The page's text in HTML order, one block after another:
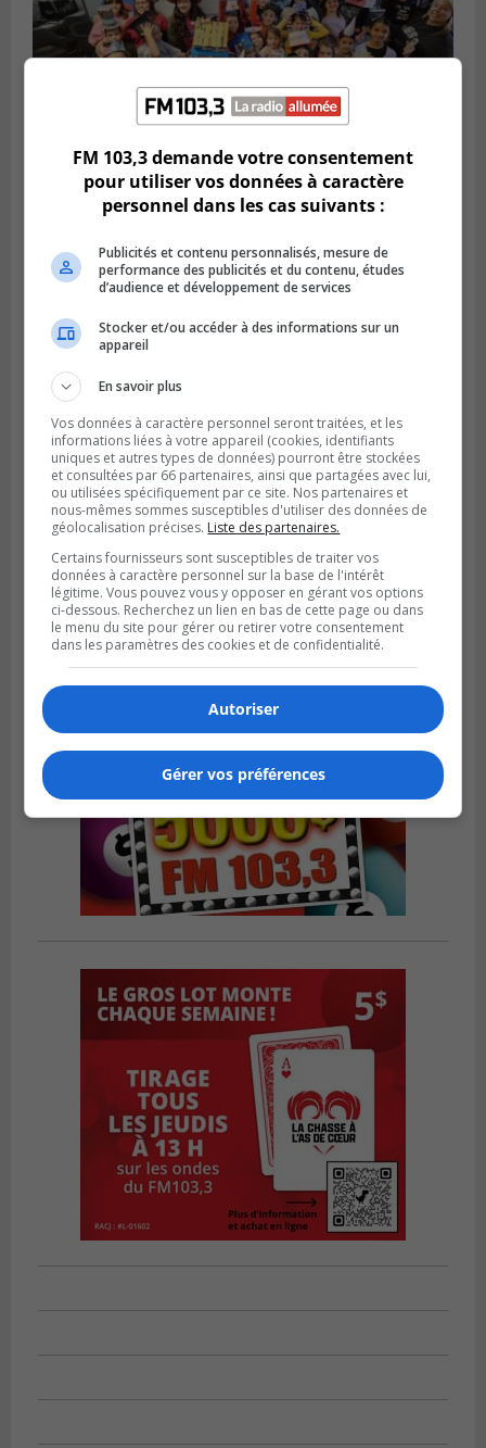
LONGUEUIL
Publié le 3 février 2024 à 17h00
La Journée de l’alphabétisation familiale
BROSSARD
Publié le 28 janvier 2024 à 17h00
Appel de candidatures pour le marché de
Noël de Brossard 2024
FM 103,3 demande votre consentement
pour utiliser vos données à caractère
personnel dans les cas suivants :
Publicités et contenu personnalisés, mesure de
performance des publicités et du contenu, études
d’audience et développement de services
Stocker et/ou accéder à des informations sur un
appareil
En savoir plus
Vos données à caractère personnel seront traitées, et les
informations liées à votre appareil (cookies, identifiants
uniques et autres types de données) pourront être stockées
et consultées par 66 partenaires, ainsi que partagées avec lui,
ou utilisées spécifiquement par ce site. Nos partenaires et
nous-mêmes sommes susceptibles d'utiliser des données de
géolocalisation précises. Liste des partenaires.
Certains fournisseurs sont susceptibles de traiter vos
données à caractère personnel sur la base de l'intérêt
légitime. Vous pouvez vous y opposer en gérant vos options
ci-dessous. Recherchez un lien en bas de cette page ou dans
le menu du site pour gérer ou retirer votre consentement
dans les paramètres des cookies et de confidentialité.
Autoriser
Gérer vos préférences